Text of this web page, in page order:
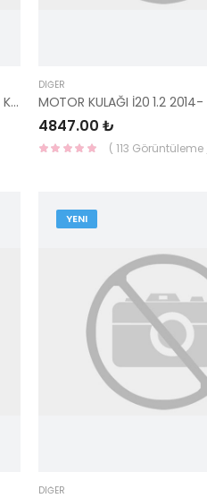
CAM KALDIRMA DÜĞMESİ ÖN SOL ERA + KILITLEME 93570-1E111-HMC
DIĞER
4847.00 ₺
( 113 Görüntüleme
YENI
DIĞER